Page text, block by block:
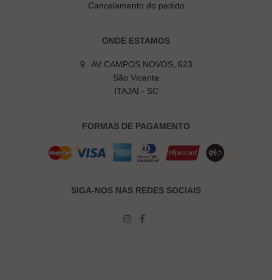
Cancelamento do pedido
ONDE ESTAMOS
AV CAMPOS NOVOS, 623
São Vicente
ITAJAÍ - SC
FORMAS DE PAGAMENTO
SIGA-NOS NAS REDES SOCIAIS